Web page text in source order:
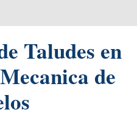
Taludes en
de